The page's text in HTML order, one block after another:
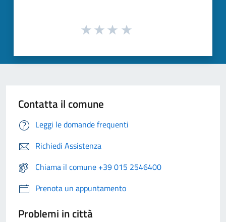
Contatta il comune
Leggi le domande frequenti
Richiedi Assistenza
Chiama il comune +39 015 2546400
Prenota un appuntamento
Problemi in città